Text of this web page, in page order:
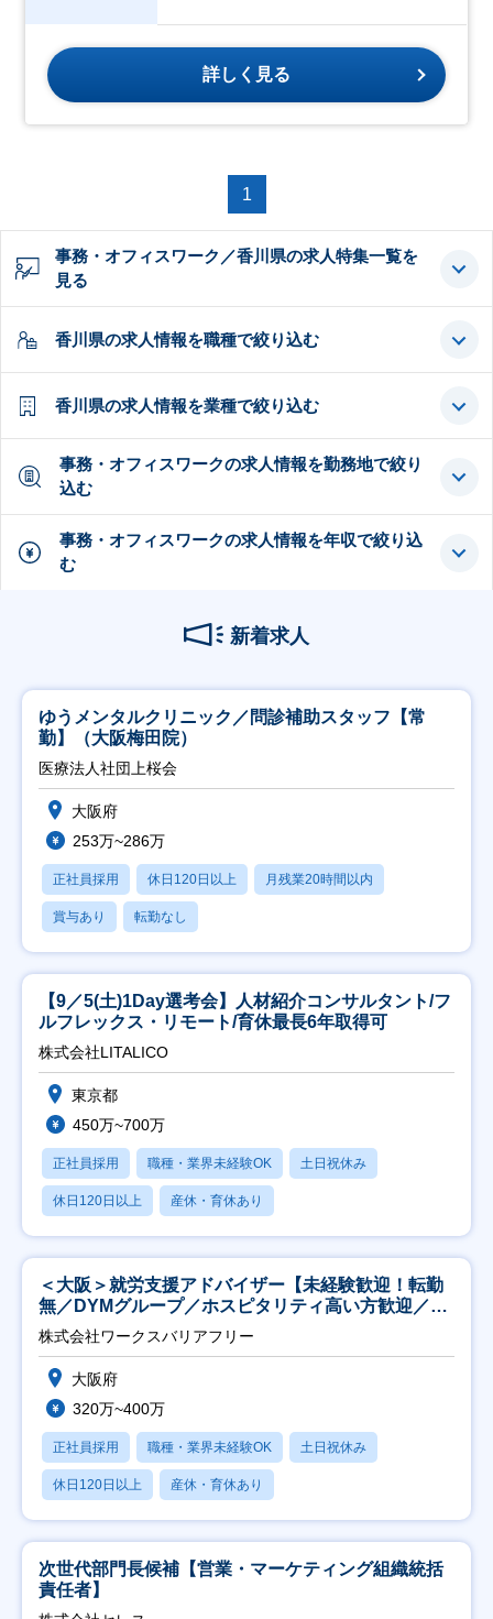
詳しく見る
1
事務・オフィスワーク／香川県の求人特集一覧を
見る
香川県の求人情報を職種で絞り込む
香川県の求人情報を業種で絞り込む
事務・オフィスワークの求人情報を勤務地で絞り
込む
事務・オフィスワークの求人情報を年収で絞り込
む
新着求人
ゆうメンタルクリニック／問診補助スタッフ【常
勤】（大阪梅田院）
医療法人社団上桜会
大阪府
253万~286万
正社員採用 休日120日以上 月残業20時間以内
賞与あり 転勤なし
【9／5(土)1Day選考会】人材紹介コンサルタント/フ
ルフレックス・リモート/育休最長6年取得可
株式会社LITALICO
東京都
450万~700万
正社員採用 職種・業界未経験OK 土日祝休み
休日120日以上 産休・育休あり
＜大阪＞就労支援アドバイザー【未経験歓迎！転勤
無／DYMグループ／ホスピタリティ高い方歓迎／土
日祝】
株式会社ワークスバリアフリー
大阪府
320万~400万
正社員採用 職種・業界未経験OK 土日祝休み
休日120日以上 産休・育休あり
次世代部門長候補【営業・マーケティング組織統括
責任者】